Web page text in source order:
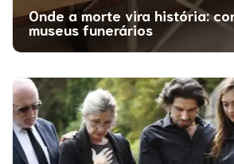
Onde a morte vira história:
museus funerários